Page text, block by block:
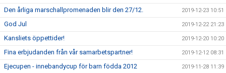
Den årliga marschallpromenaden blir den 27/12. 2019-12-23 10:51
God Jul 2019-12-22 21:23
Kansliets öppettider! 2019-12-20 10:20
Fina erbjudanden från vår samarbetspartner! 2019-12-12 08:31
Ejecupen - innebandycup för barn födda 2012 2019-11-28 11:39